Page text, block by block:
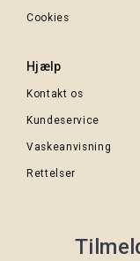
Cookies
Hjælp
Kontakt os
Kundeservice
Vaskeanvisning
Rettelser